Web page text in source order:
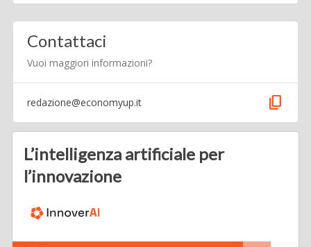
Contattaci
Vuoi maggiori informazioni?
redazione@economyup.it content_copy
L’intelligenza artificiale per
l’innovazione